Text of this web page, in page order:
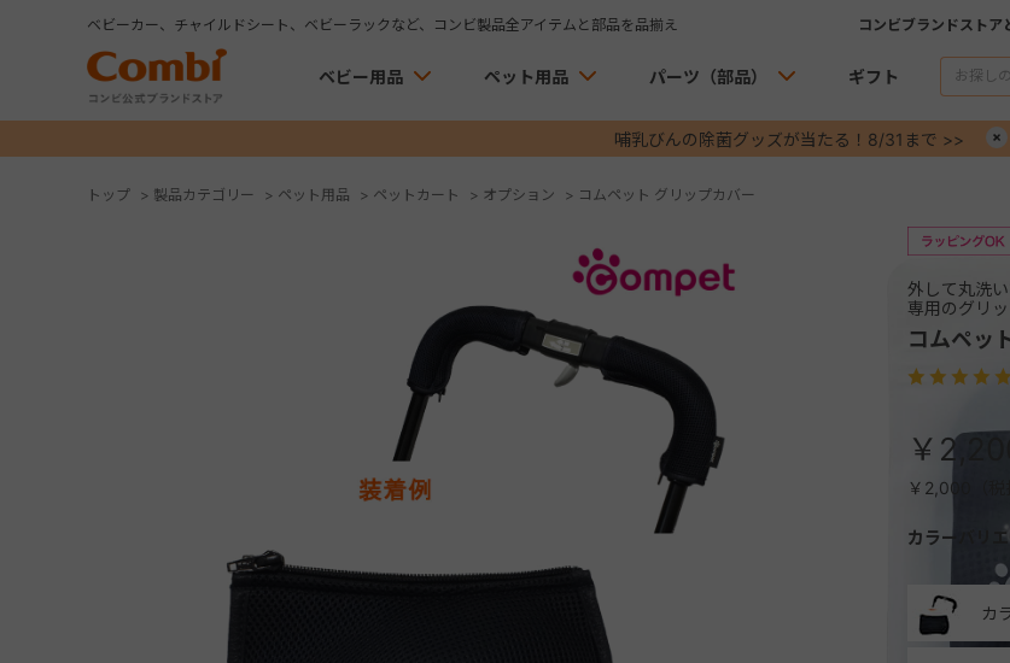
ベビーカー、チャイルドシート、ベビーラックなど、コンビ製品全アイテムと部品を品揃え コンビブランドストア
ベビー用品 ペット用品 パーツ（部品） ギフト
哺乳びんの除菌グッズが当たる！8/31まで >>
トップ > 製品カテゴリー > ペット用品 > ペットカート > オプション > コムペット グリップカバー
外して丸洗
専用のグリッ
コムペッ
￥2,200
￥2,000（税
カラーバリ
カ